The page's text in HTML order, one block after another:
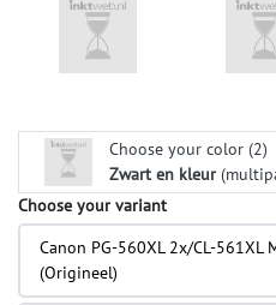
Choose your color (2)
Zwart en kleur
Choose your variant
Canon PG-560XL 2x/CL-
(Origineel)